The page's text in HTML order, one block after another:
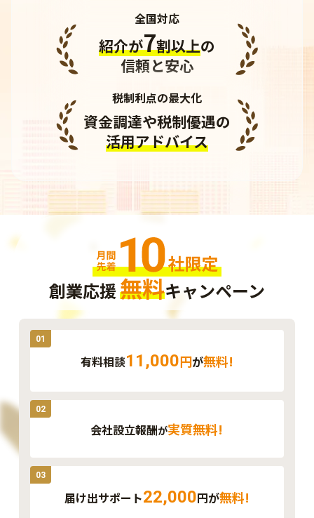
全国対応
紹介が7割以上の
信頼と安心
税制利点の最大化
資金調達や税制優遇の
活用アドバイス
創業応援無料キャンペーン
01
有料相談11,000円が無料!
02
会社設立報酬が実質無料!
03
届け出サポート22,000円が無料!